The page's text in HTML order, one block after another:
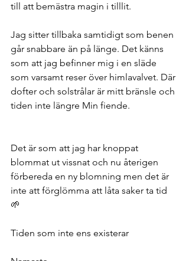
till att bemästra magin i tilllit.
Jag sitter tillbaka samtidigt som benen
går snabbare än på länge. Det känns
som att jag befinner mig i en släde
som varsamt reser över himlavalvet. Där
dofter och solstrålar är mitt bränsle och
tiden inte längre Min fiende.
Det är som att jag har knoppat
blommat ut vissnat och nu återigen
förbereda en ny blomning men det är
inte att förglömma att låta saker ta tid
🌱
Tiden som inte ens existerar